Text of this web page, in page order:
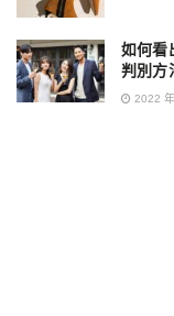
如何看
判別方
2022